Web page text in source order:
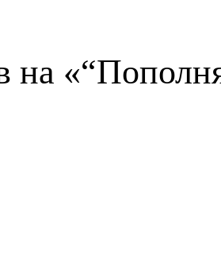
на